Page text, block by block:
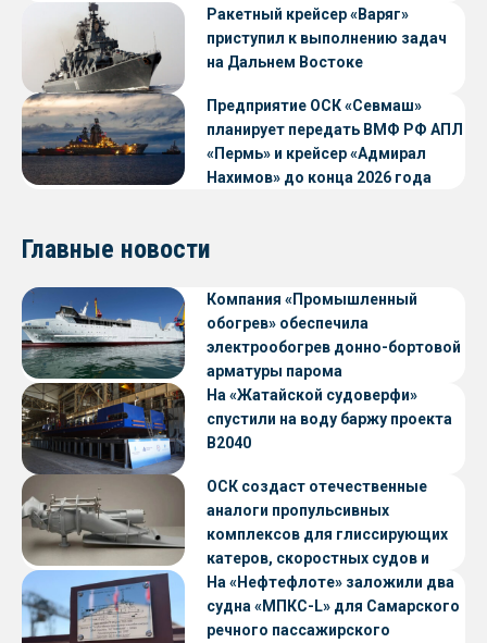
Ракетный крейсер «Варяг»
приступил к выполнению задач
на Дальнем Востоке
Предприятие ОСК «Севмаш»
планирует передать ВМФ РФ АПЛ
«Пермь» и крейсер «Адмирал
Нахимов» до конца 2026 года
Главные новости
Компания «Промышленный
обогрев» обеспечила
электрообогрев донно-бортовой
арматуры парома
«Петропавловск» проекта CNF22
На «Жатайской судоверфи»
спустили на воду баржу проекта
В2040
ОСК создаст отечественные
аналоги пропульсивных
комплексов для глиссирующих
катеров, скоростных судов и
судов с малой осадкой
На «Нефтефлоте» заложили два
судна «МПКС-L» для Самарского
речного пассажирского